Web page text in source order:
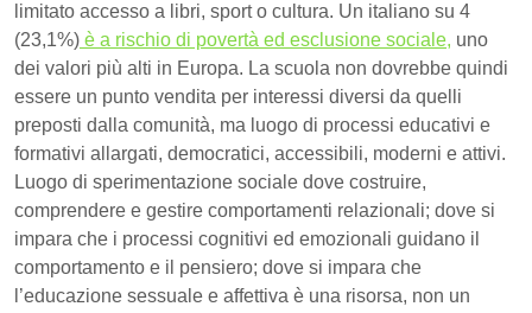
limitato accesso a libri, sport o cultura. Un italiano su 4
(23,1%) è a rischio di povertà ed esclusione sociale, uno
dei valori più alti in Europa. La scuola non dovrebbe quindi
essere un punto vendita per interessi diversi da quelli
preposti dalla comunità, ma luogo di processi educativi e
formativi allargati, democratici, accessibili, moderni e attivi.
Luogo di sperimentazione sociale dove costruire,
comprendere e gestire comportamenti relazionali; dove si
impara che i processi cognitivi ed emozionali guidano il
comportamento e il pensiero; dove si impara che
l’educazione sessuale e affettiva è una risorsa, non un